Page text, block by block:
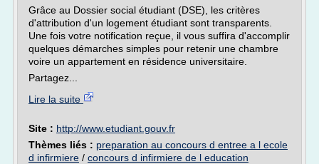
Grâce au Dossier social étudiant (DSE), les critères
d'attribution d'un logement étudiant sont transparents.
Une fois votre notification reçue, il vous suffira d'accomplir
quelques démarches simples pour retenir une chambre
voire un appartement en résidence universitaire.
Partagez...
Lire la suite
Site : http://www.etudiant.gouv.fr
Thèmes liés : preparation au concours d entree a l ecole
d infirmiere / concours d infirmiere de l education